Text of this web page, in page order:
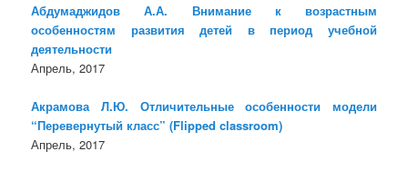
Абдумаджидов А.А. Внимание к возрастным
особенностям развития детей в период учебной
деятельности
Апрель, 2017
Акрамова Л.Ю. Отличительные особенности модели
“Перевернутый класс” (Flipped classroom)
Апрель, 2017